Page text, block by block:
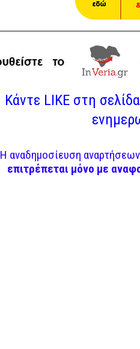
Κάντε LIKE στη
Η αναδημοσίευση
επιτρέπεται μόνο με